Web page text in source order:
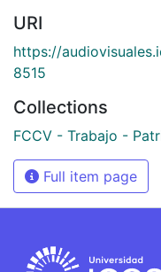
URI
https://
8515
Collections
FCCV - Trabajo -
Full item page